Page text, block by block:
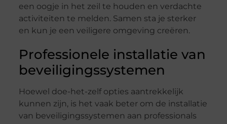
een oogje in het zeil te houden en verdachte
activiteiten te melden. Samen sta je sterker
en kun je een veiligere omgeving creëren.
Professionele installatie van
beveiligingssystemen
Hoewel doe-het-zelf opties aantrekkelijk
kunnen zijn, is het vaak beter om de installatie
van beveiligingssystemen aan professionals